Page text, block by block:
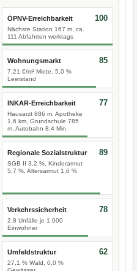
ÖPNV-Erreichbarkeit
Nächste Station 167 m, ca.
111 Abfahrten werktags
100
Wohnungsmarkt
7,21 €/m² Miete, 5,0 %
Leerstand
85
INKAR-Erreichbarkeit
Hausarzt 886 m, Apotheke
1,6 km, Grundschule 785
m, Autobahn 8,4 Min.
77
Regionale Sozialstruktur
SGB II 3,2 %, Kinderarmut
5,7 %, Altersarmut 1,6 %
89
Verkehrssicherheit
2,8 Unfälle je 1.000
Einwohner
78
Umfeldstruktur
27,1 % Wald, 0,0 %
62